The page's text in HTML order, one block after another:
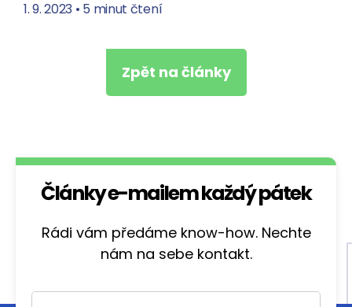
1. 9. 2023 • 5 minut čtení
Zpět na články
Články e-mailem každý pátek
Rádi vám předáme know-how. Nechte
nám na sebe kontakt.